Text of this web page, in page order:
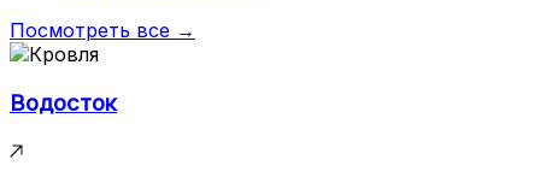
Посмотреть все →
Водосток